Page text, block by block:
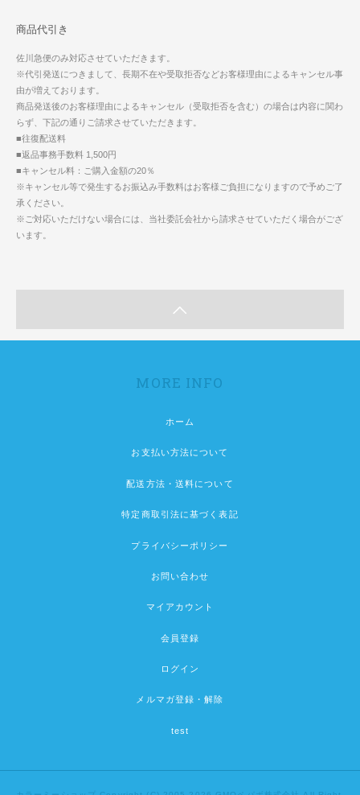
商品代引き
佐川急便のみ対応させていただきます。
※代引発送につきまして、長期不在や受取拒否などお客様理由によるキャンセル事
由が増えております。
商品発送後のお客様理由によるキャンセル（受取拒否を含む）の場合は内容に関わ
らず、下記の通りご請求させていただきます。
■往復配送料
■返品事務手数料 1,500円
■キャンセル料：ご購入金額の20％
※キャンセル等で発生するお振込み手数料はお客様ご負担になりますので予めご了
承ください。
※ご対応いただけない場合には、当社委託会社から請求させていただく場合がござ
います。
MORE INFO
ホーム
お支払い方法について
配送方法・送料について
特定商取引法に基づく表記
プライバシーポリシー
お問い合わせ
マイアカウント
会員登録
ログイン
メルマガ登録・解除
test